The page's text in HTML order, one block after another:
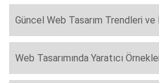
Güncel Web Tasarım Trendleri ve
Web Tasarımında Yaratıcı